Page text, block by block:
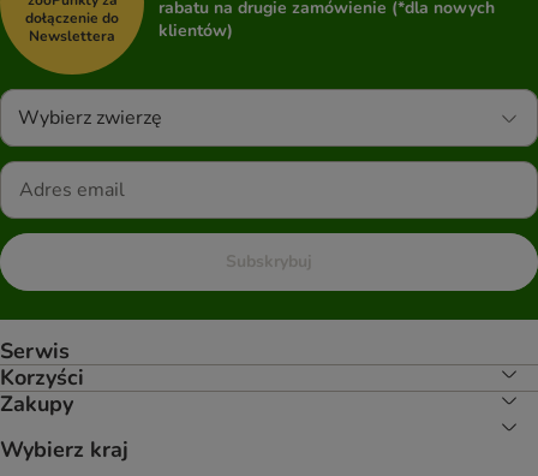
dołączenie do
Newslettera
rabatu na drugie zamówienie (*dla nowych
klientów)
Wybierz zwierzę
Subskrybuj
Serwis
Korzyści
Zakupy
Wybierz kraj